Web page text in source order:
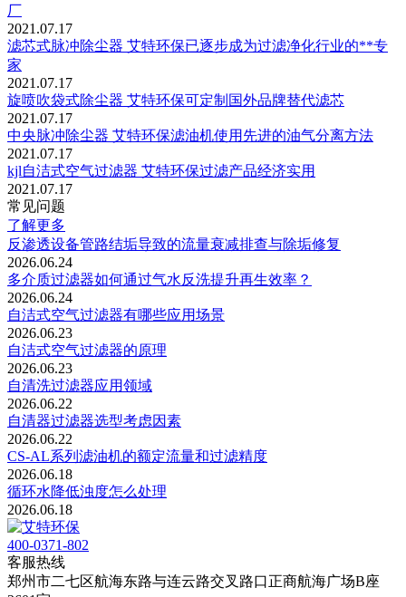
厂
2021.07.17
滤芯式脉冲除尘器 艾特环保已逐步成为过滤净化行业的**专
家
2021.07.17
旋喷吹袋式除尘器 艾特环保可定制国外品牌替代滤芯
2021.07.17
中央脉冲除尘器 艾特环保滤油机使用先进的油气分离方法
2021.07.17
kjl自洁式空气过滤器 艾特环保过滤产品经济实用
2021.07.17
常见问题
了解更多
反渗透设备管路结垢导致的流量衰减排查与除垢修复
2026.06.24
多介质过滤器如何通过气水反洗提升再生效率？
2026.06.24
自洁式空气过滤器有哪些应用场景
2026.06.23
自洁式空气过滤器的原理
2026.06.23
自清洗过滤器应用领域
2026.06.22
自清器过滤器选型考虑因素
2026.06.22
CS-AL系列滤油机的‌额定流量‌和‌过滤精度
2026.06.18
循环水降低浊度怎么处理
2026.06.18
400-0371-802
客服热线
郑州市二七区航海东路与连云路交叉路口正商航海广场B座